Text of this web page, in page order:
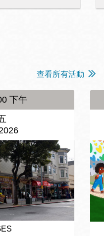
查看所有活動
下午